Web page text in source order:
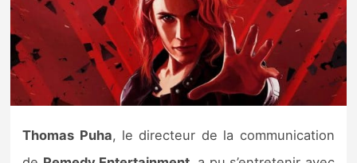
Rumeurs
Nintendo Direct
Tests et previews
Tests de jeux
Thomas Puha, le directeur de la communication